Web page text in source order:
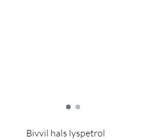
Bivvil hals lyspetrol